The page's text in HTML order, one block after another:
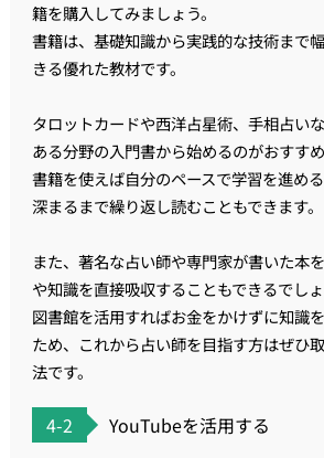
籍を購入してみましょう。
書籍は、基礎知識から実践的な技術まで
きる優れた教材です。
タロットカードや西洋占星術、手相占い
ある分野の入門書から始めるのがおすすめ
書籍を使えば自分のペースで学習を進め
深まるまで繰り返し読むこともできます。
また、著名な占い師や専門家が書いた本
や知識を直接吸収することもできるでしょ
図書館を活用すればお金をかけずに知識
ため、これから占い師を目指す方はぜひ
法です。
4-2 YouTubeを活用する